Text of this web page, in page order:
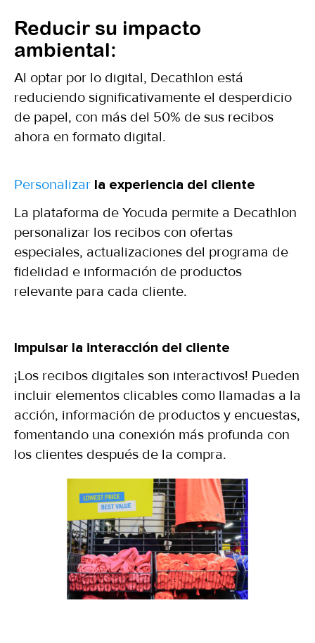
Reducir su impacto
ambiental:
Al optar por lo digital, Decathlon está
reduciendo significativamente el desperdicio
de papel, con más del 50% de sus recibos
ahora en formato digital.
Personalizar la experiencia del cliente
La plataforma de Yocuda permite a Decathlon
personalizar los recibos con ofertas
especiales, actualizaciones del programa de
fidelidad e información de productos
relevante para cada cliente.
Impulsar la interacción del cliente
¡Los recibos digitales son interactivos! Pueden
incluir elementos clicables como llamadas a la
acción, información de productos y encuestas,
fomentando una conexión más profunda con
los clientes después de la compra.